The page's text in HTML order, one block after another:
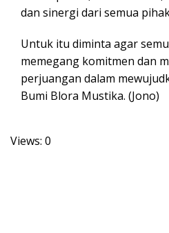
dan sinergi dari semua
Untuk itu diminta agar
memegang komitmen dan
perjuangan dalam
Bumi Blora Mustika. (Jono)
Views: 0